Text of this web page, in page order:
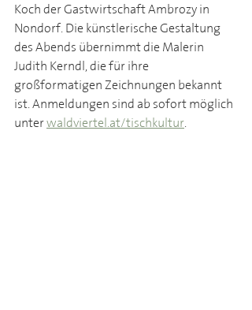
Koch der Gastwirtschaft Ambrozy in
Nondorf. Die künstlerische Gestaltung
des Abends übernimmt die Malerin
Judith Kerndl, die für ihre
großformatigen Zeichnungen bekannt
ist. Anmeldungen sind ab sofort möglich
unter waldviertel.at/tischkultur.